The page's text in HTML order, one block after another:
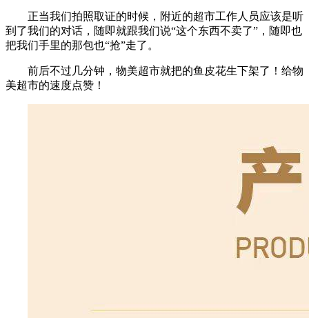
正当我们拍照取证的时候，附近的超市工作人员应该是听
到了我们的对话，随即就跟我们说“这个东西不卖了”，随即也
把我们手里的那包也“抢”走了。
前后不过几分钟，物美超市就把的鱼皮花生下架了！给物
美超市的速度点赞！